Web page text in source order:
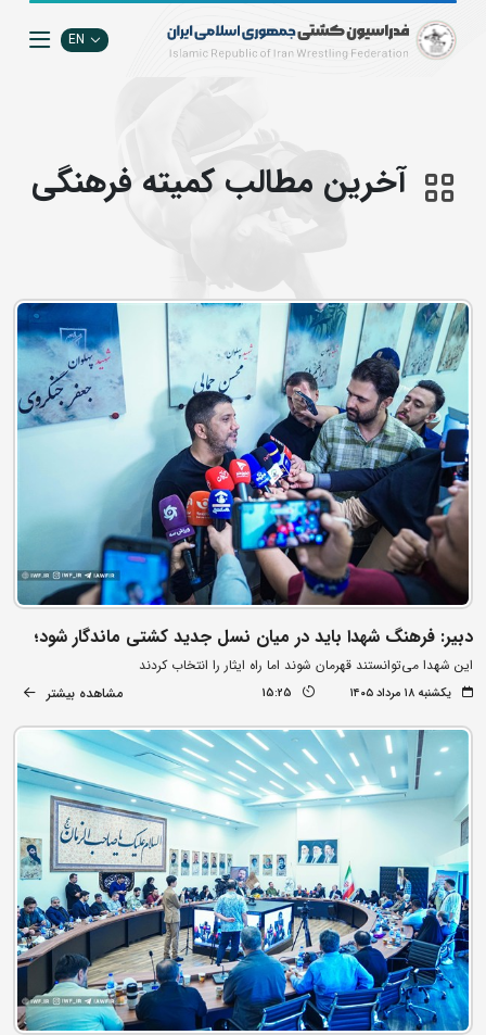
EN
آخرین مطالب كميته فرهنگي
دبیر: فرهنگ شهدا باید در میان نسل جدید کشتی ماندگار شود؛
این شهدا می‌توانستند قهرمان شوند اما راه ایثار را انتخاب کردند
یکشنبه ۱۸ مرداد ۱۴۰۵ 15:25 مشاهده بیشتر